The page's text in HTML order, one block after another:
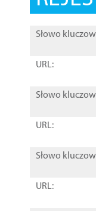
Słowo
URL:
Słowo
URL:
Słowo
URL: